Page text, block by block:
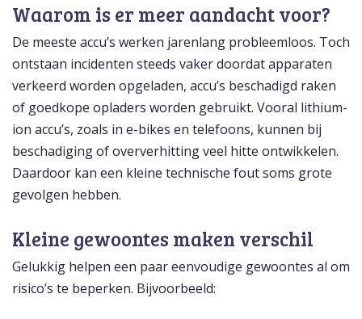
Waarom is er meer aandacht voor?
De meeste accu’s werken jarenlang probleemloos. Toch
ontstaan incidenten steeds vaker doordat apparaten
verkeerd worden opgeladen, accu’s beschadigd raken
of goedkope opladers worden gebruikt. Vooral lithium-
ion accu’s, zoals in e-bikes en telefoons, kunnen bij
beschadiging of oververhitting veel hitte ontwikkelen.
Daardoor kan een kleine technische fout soms grote
gevolgen hebben.
Kleine gewoontes maken verschil
Gelukkig helpen een paar eenvoudige gewoontes al om
risico’s te beperken. Bijvoorbeeld: